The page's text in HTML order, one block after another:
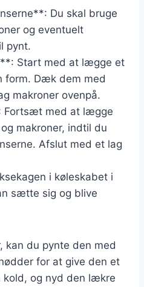
Du skal bruge
og eventuelt
pynt.
Start med at lægge et
form. Dæk dem med
makroner ovenpå.
Fortsæt med at lægge
makroner, indtil du
Afslut med et lag
i køleskabet i
sætte sig og blive
kan du pynte den med
for at give den et
kold, og nyd den lækre